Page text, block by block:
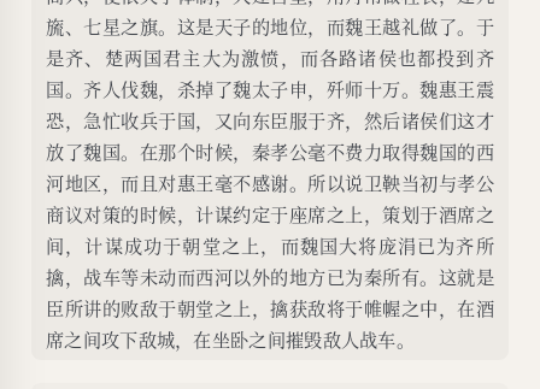
旒、七星之旗。这是天子的地位，而魏王越礼做了。于
是齐、楚两国君主大为激愤，而各路诸侯也都投到齐
国。齐人伐魏，杀掉了魏太子申，歼师十万。魏惠王震
恐，急忙收兵于国，又向东臣服于齐，然后诸侯们这才
放了魏国。在那个时候，秦孝公毫不费力取得魏国的西
河地区，而且对惠王毫不感谢。所以说卫鞅当初与孝公
商议对策的时候，计谋约定于座席之上，策划于酒席之
间，计谋成功于朝堂之上，而魏国大将庞涓已为齐所
擒，战车等未动而西河以外的地方已为秦所有。这就是
臣所讲的败敌于朝堂之上，擒获敌将于帷幄之中，在酒
席之间攻下敌城，在坐卧之间摧毁敌人战车。